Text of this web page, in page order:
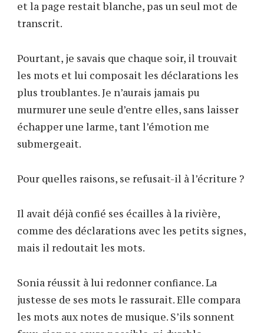
et la page restait blanche, pas un seul mot de
transcrit.
Pourtant, je savais que chaque soir, il trouvait
les mots et lui composait les déclarations les
plus troublantes. Je n’aurais jamais pu
murmurer une seule d’entre elles, sans laisser
échapper une larme, tant l’émotion me
submergeait.
Pour quelles raisons, se refusait-il à l’écriture ?
Il avait déjà confié ses écailles à la rivière,
comme des déclarations avec les petits signes,
mais il redoutait les mots.
Sonia réussit à lui redonner confiance. La
justesse de ses mots le rassurait. Elle compara
les mots aux notes de musique. S’ils sonnent